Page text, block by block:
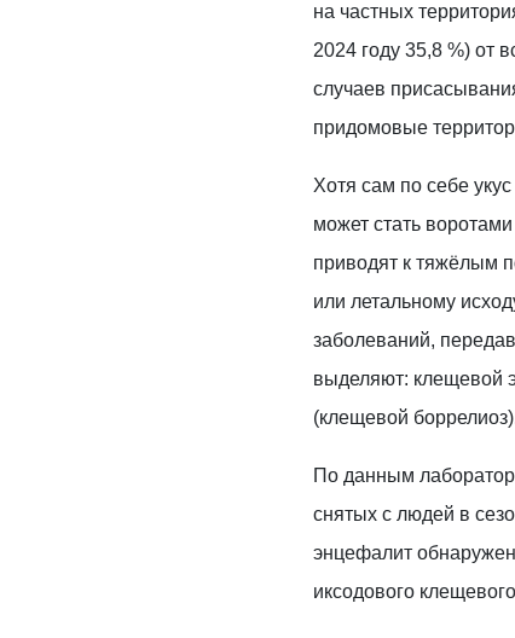
на частных
2024 году 35,8 %) от
случаев
придомовые
Хотя сам по себе
может стать
приводят к тяжёлым
или летальному
заболеваний,
выделяют: клещевой
(клещевой
По данным
снятых с людей в
энцефалит
иксодового